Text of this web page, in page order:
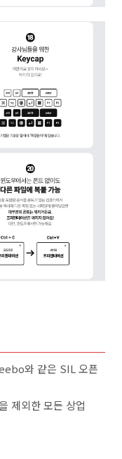
와 같은 SIL 오픈
제외한 모든 상업